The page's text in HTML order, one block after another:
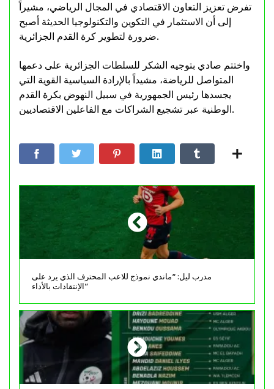
تفرض تعزيز التعاون الاقتصادي في المجال الرياضي، مشيراً
إلى أن الاستثمار في التكوين والتكنولوجيا الحديثة أصبح
ضرورة لتطوير كرة القدم الجزائرية.
واختتم صادي بتوجيه الشكر للسلطات الجزائرية على دعمها
المتواصل للرياضة، مشيداً بالإرادة السياسية القوية التي
يجسدها رئيس الجمهورية في سبيل النهوض بكرة القدم
الوطنية عبر تشجيع الشراكات مع الفاعلين الاقتصاديين.
مدرب ليل: “ماندي نموذج للاعب المحترف الذي يرد على
الإنتقادات بالأداء”